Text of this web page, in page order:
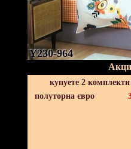
Y230-964
купуете 2
полуторна євро